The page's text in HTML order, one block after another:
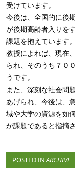
受けています。
今後は、全国的に後
が後期高齢者入りを
課題を抱えています
教授によれば、現在
られ、そのうち７０
うです。
また、深刻な社会問
あげられ、今後は、
域や大学の資源を如
が課題であると指摘
POSTED INARCHIVE